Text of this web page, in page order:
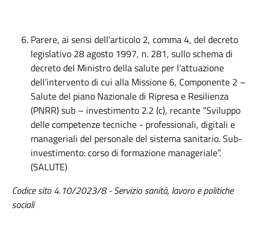
Parere, ai sensi dell’articolo 2, comma 4, del decreto
legislativo 28 agosto 1997, n. 281, sullo schema di
decreto del Ministro della salute per l’attuazione
dell’intervento di cui alla Missione 6, Componente 2 –
Salute del piano Nazionale di Ripresa e Resilienza
(PNRR) sub – investimento 2.2 (c), recante “Sviluppo
delle competenze tecniche - professionali, digitali e
manageriali del personale del sistema sanitario. Sub-
investimento: corso di formazione manageriale”.
(SALUTE)
Codice sito 4.10/2023/8- Servizio sanità, lavoro e politiche
sociali